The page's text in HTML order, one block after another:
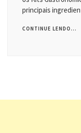
principais
CONTINUE LENDO...